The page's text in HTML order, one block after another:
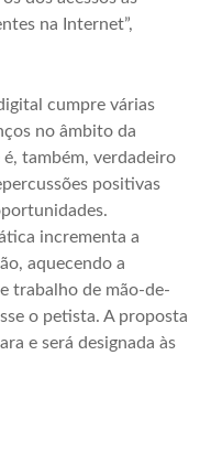
na Internet”,
cumpre várias
no âmbito da
também, verdadeiro
positivas
incrementa a
aquecendo a
trabalho de mão-de-
o petista. A proposta
e será designada às